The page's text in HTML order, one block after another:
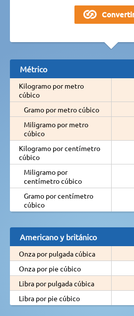
Métrico
Kilogramo por metro
cúbico
Gramo por metro cúbico
Miligramo por metro
cúbico
Kilogramo por centímetro
cúbico
Miligramo por
centímetro cúbico
Gramo por centímetro
cúbico
Americano y británico
Onza por pulgada cúbica
Onza por pie cúbico
Libra por pulgada cúbica
Libra por pie cúbico